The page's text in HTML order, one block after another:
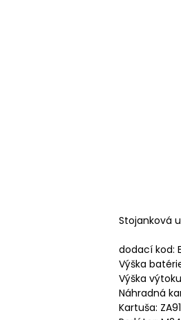
Stojanková
dodací kod:
Výška
Výška
Náhradná
Kartuša: